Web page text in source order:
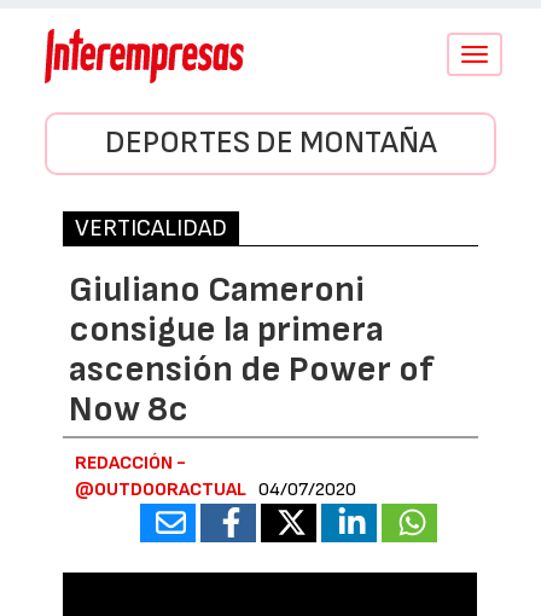
Conmutar
DEPORTES DE MONTAÑA
VERTICALIDAD
Giuliano Cameroni
consigue la primera
ascensión de Power of
Now 8c
REDACCIÓN -
@OUTDOORACTUAL 04/07/2020